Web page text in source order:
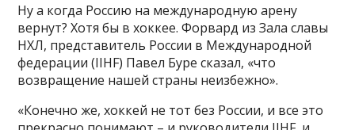
Ну а когда Россию на международную арену
вернут? Хотя бы в хоккее. Форвард из Зала славы
НХЛ, представитель России в Международной
федерации (IIHF) Павел Буре сказал, «что
возвращение нашей страны неизбежно».
«Конечно же, хоккей не тот без России, и все это